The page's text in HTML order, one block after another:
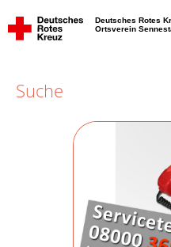
Deutsches Rotes
Ortsverein
Suche